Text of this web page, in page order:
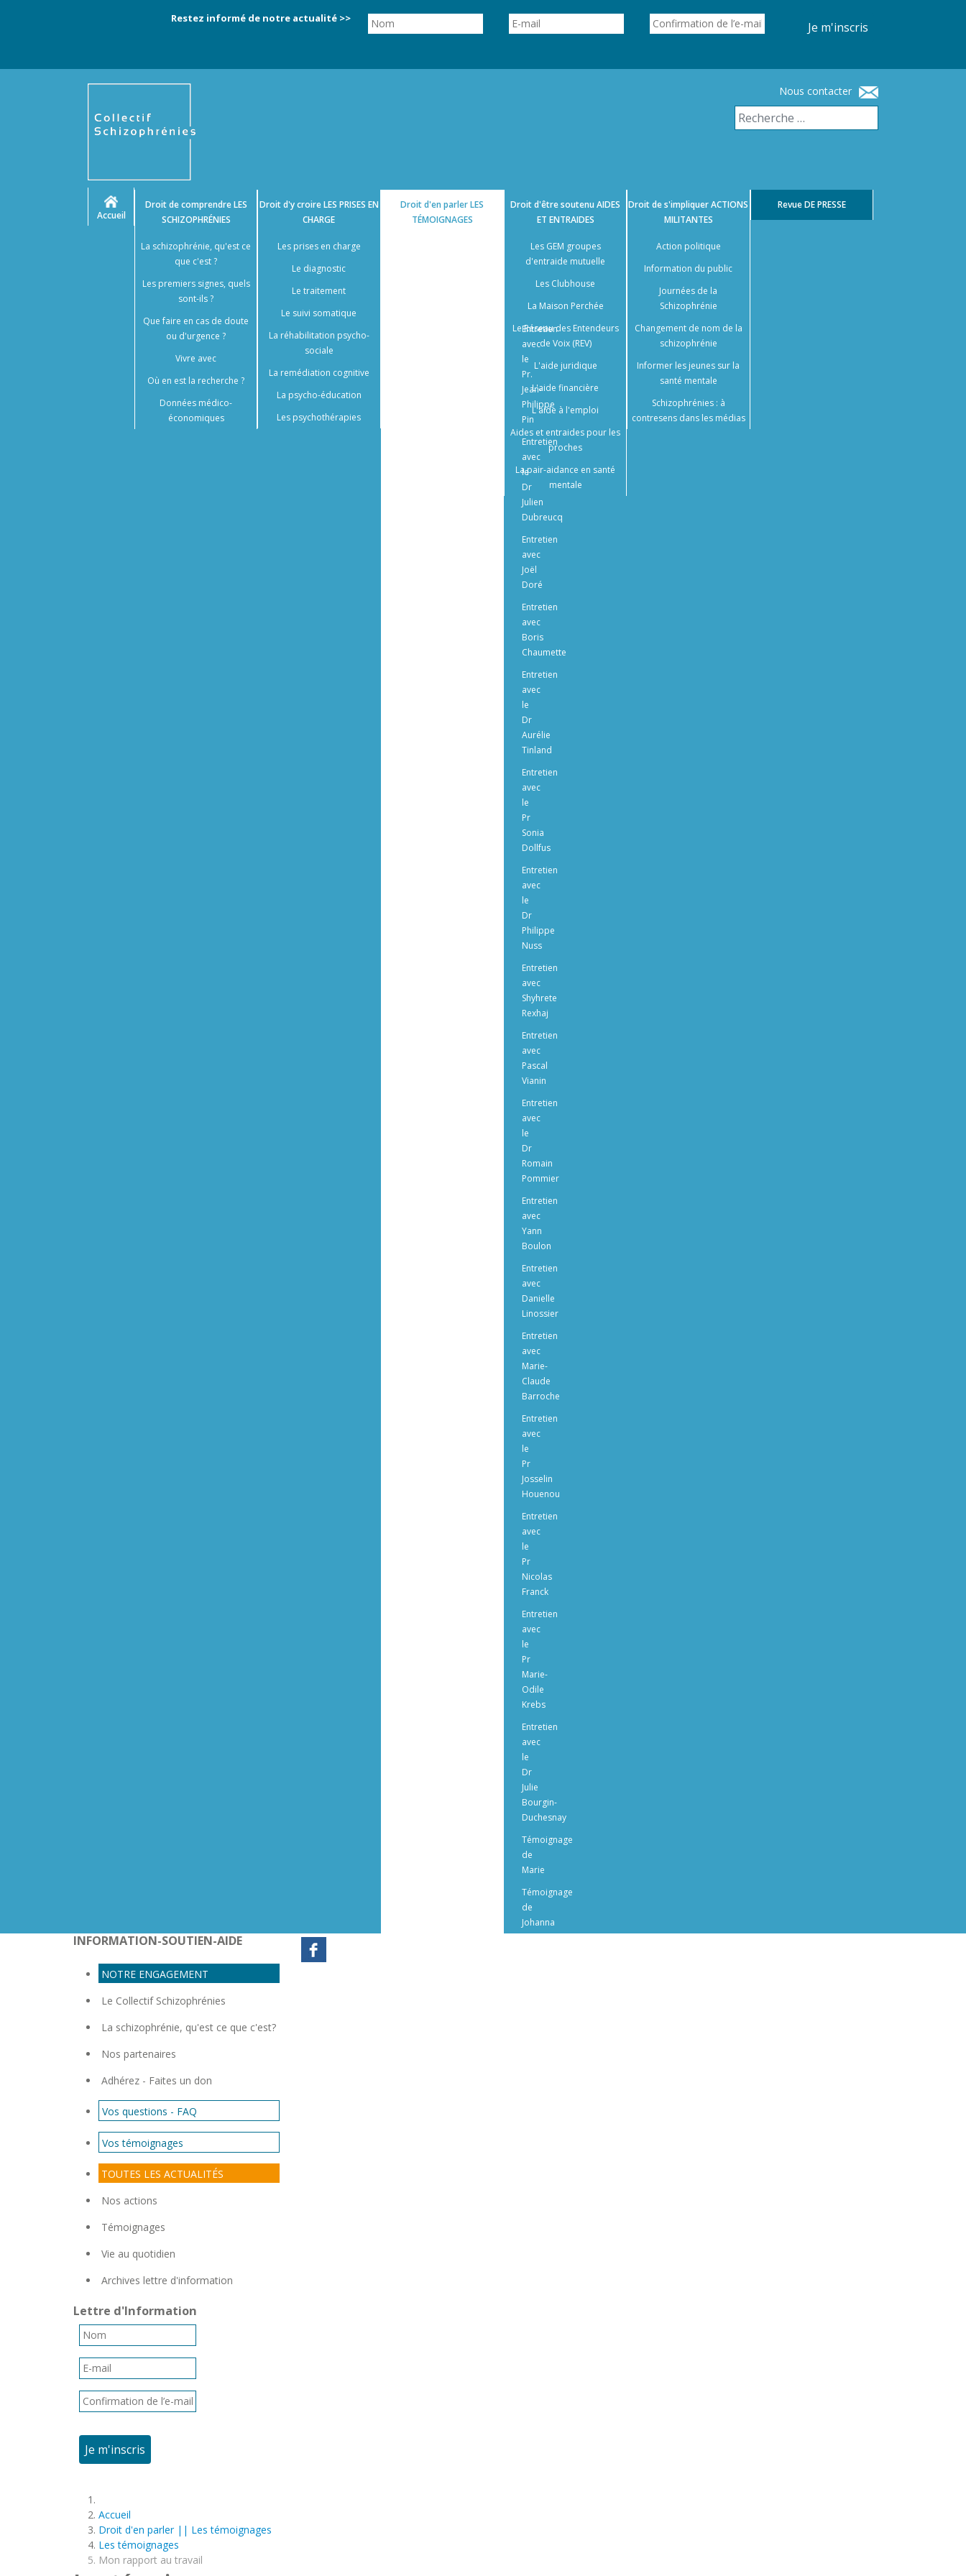
Restez informé de notre actualité >>
Je m'inscris
Nous contacter
Accueil
Droit de comprendreLES
SCHIZOPHRÉNIES
La schizophrénie, qu'est ce
que c'est ?
Les premiers signes, quels
sont-ils ?
Que faire en cas de doute
ou d'urgence ?
Vivre avec
Où en est la recherche ?
Données médico-
économiques
Droit d'y croireLES PRISES EN
CHARGE
Les prises en charge
Le diagnostic
Le traitement
Le suivi somatique
La réhabilitation psycho-
sociale
La remédiation cognitive
La psycho-éducation
Les psychothérapies
Droit d'en parlerLES
TÉMOIGNAGES
Entretien
avec
le
Pr.
Jean-
Philippe
Pin
Entretien
avec
le
Dr
Julien
Dubreucq
Entretien
avec
Joël
Doré
Entretien
avec
Boris
Chaumette
Entretien
avec
le
Dr
Aurélie
Tinland
Entretien
avec
le
Pr
Sonia
Dollfus
Entretien
avec
le
Dr
Philippe
Nuss
Entretien
avec
Shyhrete
Rexhaj
Entretien
avec
Pascal
Vianin
Entretien
avec
le
Dr
Romain
Pommier
Entretien
avec
Yann
Boulon
Entretien
avec
Danielle
Linossier
Entretien
avec
Marie-
Claude
Barroche
Entretien
avec
le
Pr
Josselin
Houenou
Entretien
avec
le
Pr
Nicolas
Franck
Entretien
avec
le
Pr
Marie-
Odile
Krebs
Entretien
avec
le
Dr
Julie
Bourgin-
Duchesnay
Témoignage
de
Marie
Témoignage
de
Johanna
Droit d'être soutenuAIDES
ET ENTRAIDES
Les GEM groupes
d'entraide mutuelle
Les Clubhouse
La Maison Perchée
Le Réseau des Entendeurs
de Voix (REV)
L'aide juridique
L'aide financière
L'aide à l'emploi
Aides et entraides pour les
proches
La pair-aidance en santé
mentale
Droit de s'impliquerACTIONS
MILITANTES
Action politique
Information du public
Journées de la
Schizophrénie
Changement de nom de la
schizophrénie
Informer les jeunes sur la
santé mentale
Schizophrénies : à
contresens dans les médias
RevueDE PRESSE
INFORMATION-SOUTIEN-AIDE
NOTRE ENGAGEMENT
Le Collectif Schizophrénies
La schizophrénie, qu'est ce que c'est?
Nos partenaires
Adhérez - Faites un don
Vos questions - FAQ
Vos témoignages
TOUTES LES ACTUALITÉS
Nos actions
Témoignages
Vie au quotidien
Archives lettre d'information
Lettre d'Information
Je m'inscris
Accueil
Droit d'en parler || Les témoignages
Les témoignages
Mon rapport au travail